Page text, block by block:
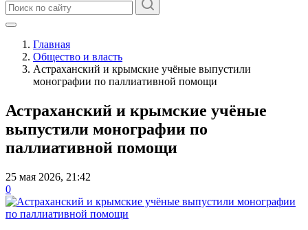
Главная
Общество и власть
Астраханский и крымские учёные выпустили
монографии по паллиативной помощи
Астраханский и крымские учёные
выпустили монографии по
паллиативной помощи
25 мая 2026, 21:42
0